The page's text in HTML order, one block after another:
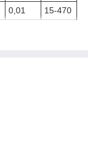
0,01 15-470